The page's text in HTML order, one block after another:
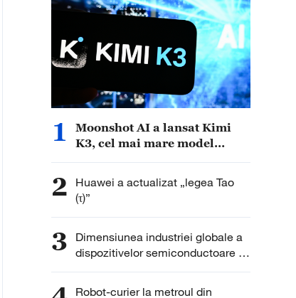
1
Moonshot AI a lansat Kimi
K3, cel mai mare model
2
Huawei a actualizat „legea Tao
(τ)”
3
Dimensiunea industriei globale a
dispozitivelor semiconductoare ar
atinge 10 trilioane de yuani
Robot-curier la metroul din